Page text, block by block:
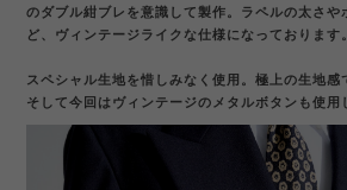
のダブル紺ブレを意識して製作。ラペルの太さや
ど、ヴィンテージライクな仕様になっております。
スペシャル生地を惜しみなく使用。極上の生地感
そして今回はヴィンテージのメタルボタンも使用